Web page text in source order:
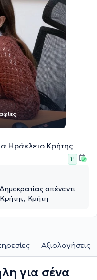
Ηράκλειο Κρήτης
1 '
απέναντι
Κρήτη
Αξιολογήσεις
για σένα